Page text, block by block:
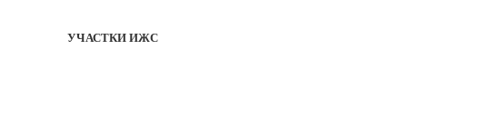
УЧАСТКИ ИЖС